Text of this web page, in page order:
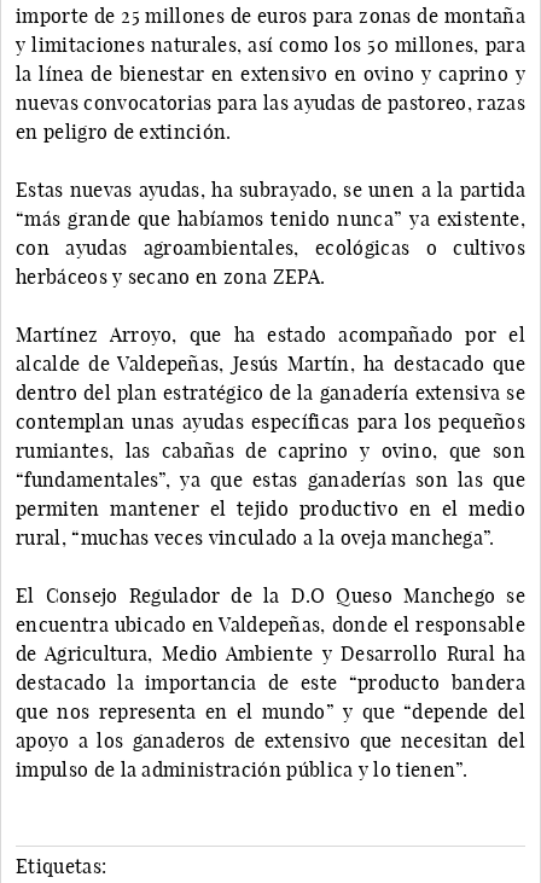
importe de 25 millones de euros para zonas de montaña
y limitaciones naturales, así como los 50 millones, para
la línea de bienestar en extensivo en ovino y caprino y
nuevas convocatorias para las ayudas de pastoreo, razas
en peligro de extinción.
Estas nuevas ayudas, ha subrayado, se unen a la partida
“más grande que habíamos tenido nunca” ya existente,
con ayudas agroambientales, ecológicas o cultivos
herbáceos y secano en zona ZEPA.
Martínez Arroyo, que ha estado acompañado por el
alcalde de Valdepeñas, Jesús Martín, ha destacado que
dentro del plan estratégico de la ganadería extensiva se
contemplan unas ayudas específicas para los pequeños
rumiantes, las cabañas de caprino y ovino, que son
“fundamentales”, ya que estas ganaderías son las que
permiten mantener el tejido productivo en el medio
rural, “muchas veces vinculado a la oveja manchega”.
El Consejo Regulador de la D.O Queso Manchego se
encuentra ubicado en Valdepeñas, donde el responsable
de Agricultura, Medio Ambiente y Desarrollo Rural ha
destacado la importancia de este “producto bandera
que nos representa en el mundo” y que “depende del
apoyo a los ganaderos de extensivo que necesitan del
impulso de la administración pública y lo tienen”.
Etiquetas: